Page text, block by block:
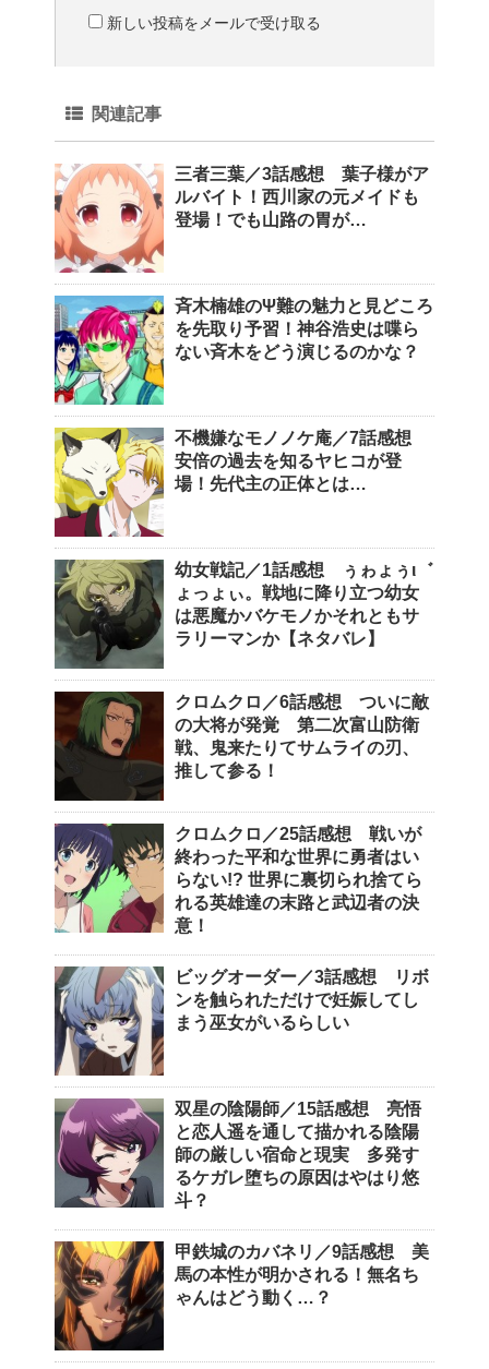
新しい投稿をメールで受け取る
関連記事
三者三葉／3話感想 葉子様がア
ルバイト！西川家の元メイドも
登場！でも山路の胃が…
斉木楠雄のΨ難の魅力と見どころ
を先取り予習！神谷浩史は喋ら
ない斉木をどう演じるのかな？
不機嫌なモノノケ庵／7話感想
安倍の過去を知るヤヒコが登
場！先代主の正体とは…
幼女戦記／1話感想 ぅゎょぅι゛
ょっょぃ。戦地に降り立つ幼女
は悪魔かバケモノかそれともサ
ラリーマンか【ネタバレ】
クロムクロ／6話感想 ついに敵
の大将が発覚 第二次富山防衛
戦、鬼来たりてサムライの刃、
推して参る！
クロムクロ／25話感想 戦いが
終わった平和な世界に勇者はい
らない!? 世界に裏切られ捨てら
れる英雄達の末路と武辺者の決
意！
ビッグオーダー／3話感想 リボ
ンを触られただけで妊娠してし
まう巫女がいるらしい
双星の陰陽師／15話感想 亮悟
と恋人遥を通して描かれる陰陽
師の厳しい宿命と現実 多発す
るケガレ堕ちの原因はやはり悠
斗？
甲鉄城のカバネリ／9話感想 美
馬の本性が明かされる！無名ち
ゃんはどう動く…？